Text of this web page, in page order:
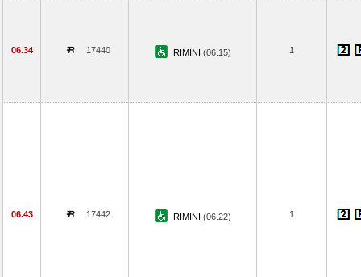
06.34 17440 RIMINI (06.15) 1
06.43 17442 RIMINI (06.22) 1